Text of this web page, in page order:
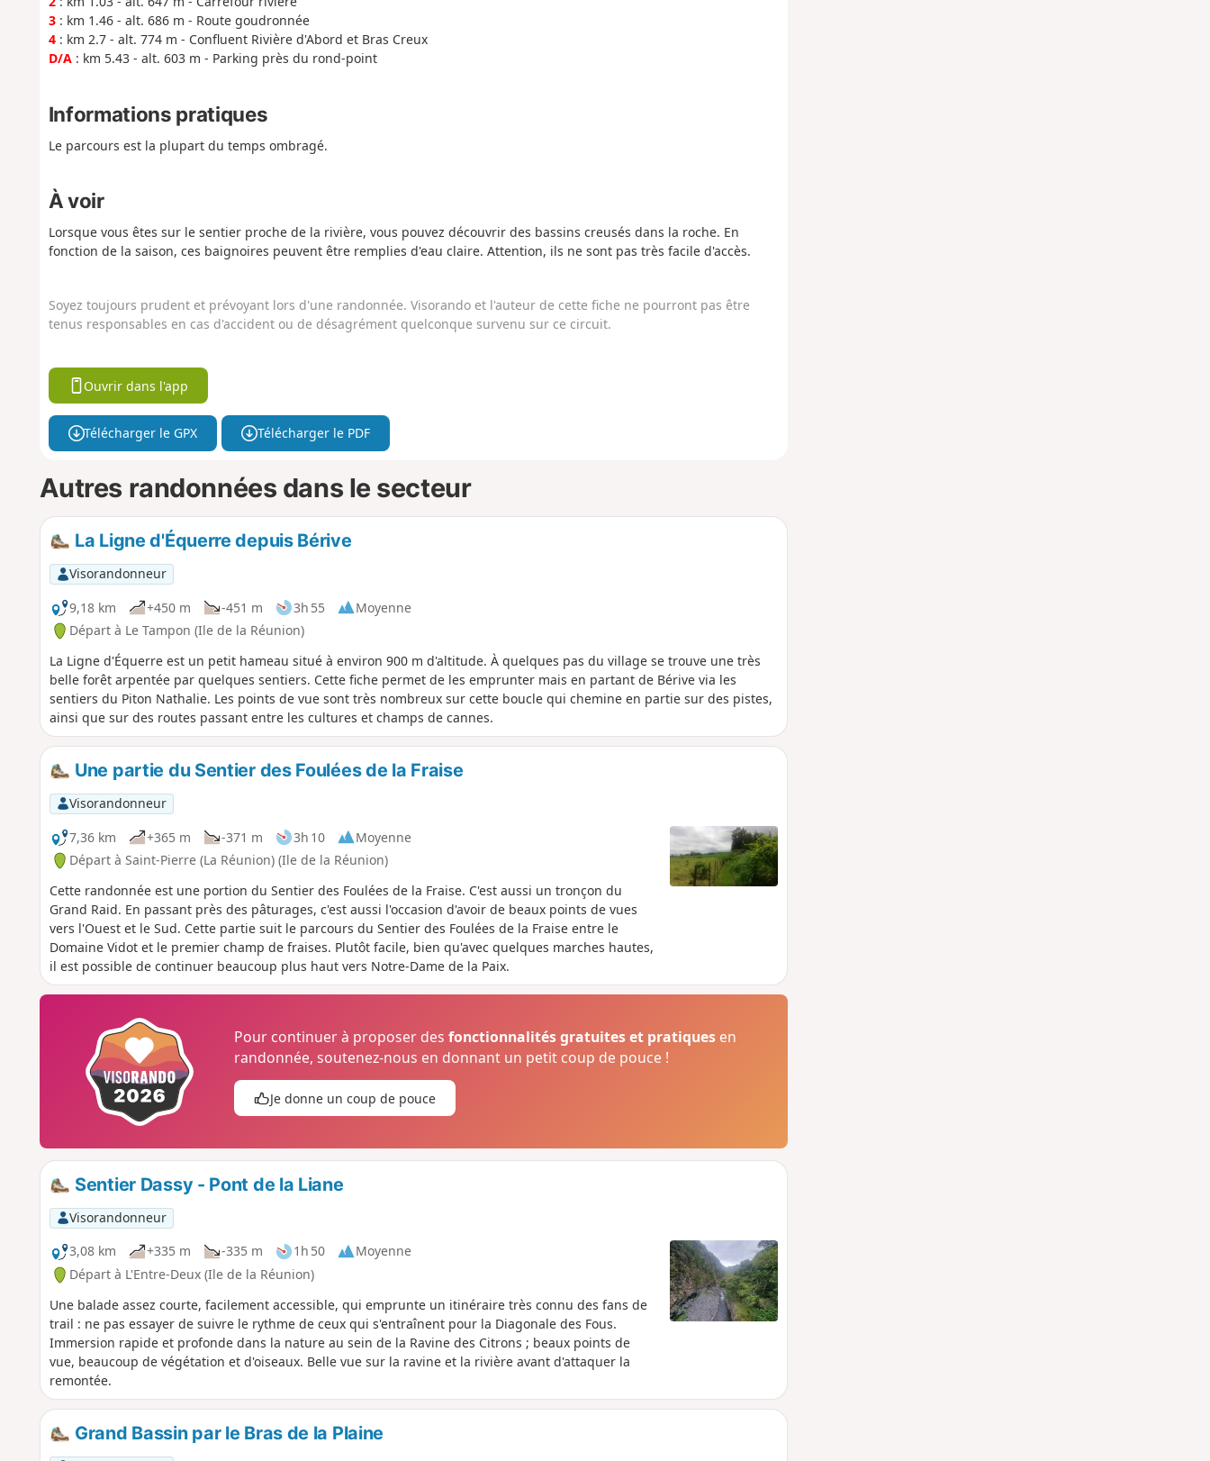
3: km 1.46 - alt. 686 m - Route goudronnée
4: km 2.7 - alt. 774 m - Confluent Rivière d'Abord et Bras Creux
D/A: km 5.43 - alt. 603 m - Parking près du rond-point
Informations pratiques
Le parcours est la plupart du temps ombragé.
À voir
Lorsque vous êtes sur le sentier proche de la rivière, vous pouvez découvrir des bassins creusés dans la roche. En
fonction de la saison, ces baignoires peuvent être remplies d'eau claire. Attention, ils ne sont pas très facile d'accès.
Soyez toujours prudent et prévoyant lors d'une randonnée. Visorando et l'auteur de cette fiche ne pourront pas être
tenus responsables en cas d'accident ou de désagrément quelconque survenu sur ce circuit.
Ouvrir dans l'app
Télécharger le GPX Télécharger le PDF
Autres randonnées dans le secteur
La Ligne d'Équerre depuis Bérive
Visorandonneur
9,18 km
+450 m -451 m 3h 55
Moyenne
Départ à Le Tampon (Ile de la Réunion)
La Ligne d'Équerre est un petit hameau situé à environ 900 m d'altitude. À quelques pas du village se trouve une très
belle forêt arpentée par quelques sentiers. Cette fiche permet de les emprunter mais en partant de Bérive via les
sentiers du Piton Nathalie. Les points de vue sont très nombreux sur cette boucle qui chemine en partie sur des pistes,
ainsi que sur des routes passant entre les cultures et champs de cannes.
Une partie du Sentier des Foulées de la Fraise
Visorandonneur
7,36 km
+365 m -371 m 3h 10
Moyenne
Départ à Saint-Pierre (La Réunion) (Ile de la Réunion)
Cette randonnée est une portion du Sentier des Foulées de la Fraise. C'est aussi un tronçon du
Grand Raid. En passant près des pâturages, c'est aussi l'occasion d'avoir de beaux points de vues
vers l'Ouest et le Sud. Cette partie suit le parcours du Sentier des Foulées de la Fraise entre le
Domaine Vidot et le premier champ de fraises. Plutôt facile, bien qu'avec quelques marches hautes,
il est possible de continuer beaucoup plus haut vers Notre-Dame de la Paix.
Pour continuer à proposer desfonctionnalités gratuites et pratiques en
randonnée, soutenez-nous en donnant un petit coup de pouce !
Je donne un coup de pouce
Sentier Dassy - Pont de la Liane
Visorandonneur
3,08 km
+335 m -335 m 1h 50
Moyenne
Départ à L'Entre-Deux (Ile de la Réunion)
Une balade assez courte, facilement accessible, qui emprunte un itinéraire très connu des fans de
trail : ne pas essayer de suivre le rythme de ceux qui s'entraînent pour la Diagonale des Fous.
Immersion rapide et profonde dans la nature au sein de la Ravine des Citrons ; beaux points de
vue, beaucoup de végétation et d'oiseaux. Belle vue sur la ravine et la rivière avant d'attaquer la
remontée.
Grand Bassin par le Bras de la Plaine